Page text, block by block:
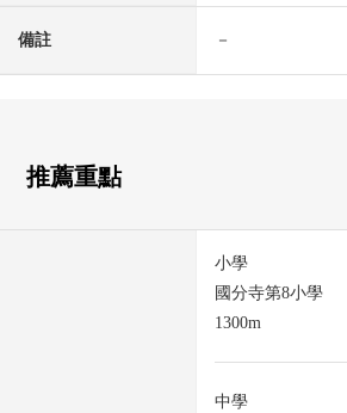
備註 －
推薦重點
小學
國分寺第8小學
1300m
中學